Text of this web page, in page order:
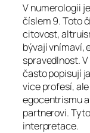
V numerologii
číslem 9. Toto
citovost,
bývají vnímaví,
spravedlnost.
často popisují
více profesí,
egocentrismu
partnerovi.
interpretace.